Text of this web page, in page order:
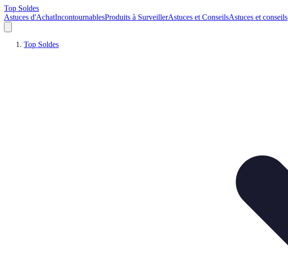
Top Soldes
Astuces d'AchatIncontournablesProduits à SurveillerAstuces et ConseilsAstuces et conseils
Top Soldes